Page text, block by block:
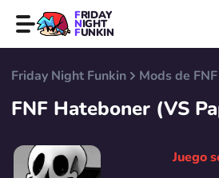
FRIDAY
NIGHT
FUNKIN
Friday Night Funkin Mods de FNF
FNF Hateboner (VS
Juego